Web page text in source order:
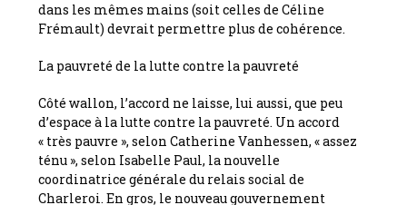
dans les mêmes mains (soit celles de Céline
Frémault) devrait permettre plus de cohérence.
La pauvreté de la lutte contre la pauvreté
Côté wallon, l’accord ne laisse, lui aussi, que peu
d’espace à la lutte contre la pauvreté. Un accord
« très pauvre », selon Catherine Vanhessen, « assez
ténu », selon Isabelle Paul, la nouvelle
coordinatrice générale du relais social de
Charleroi. En gros, le nouveau gouvernement